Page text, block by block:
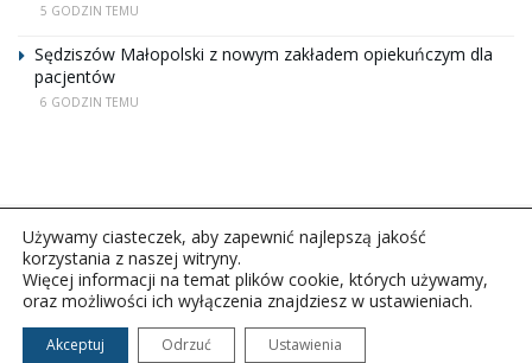
5 GODZIN TEMU
Sędziszów Małopolski z nowym zakładem opiekuńczym dla
pacjentów
6 GODZIN TEMU
Copyright © 2026Polskie Radio Rzeszów S.A. w likwidacj.
Wszelkie prawa zastrzeżone.
Używamy ciasteczek, aby zapewnić najlepszą jakość
korzystania z naszej witryny.
Więcej informacji na temat plików cookie, których używamy,
oraz możliwości ich wyłączenia znajdziesz w ustawieniach.
Akceptuj Odrzuć Ustawienia